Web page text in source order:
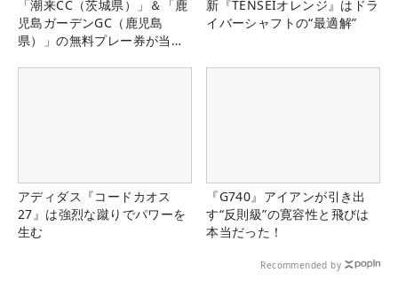
「潮来CC（茨城県）」＆「鹿
児島ガーデンGC（鹿児島
県）」の無料プレー券が当た
新『TENSEIオレンジ』はドラ
イバーシャフトの“最適解”
アディダス『コードカオス
27』は強烈な蹴りでパワーを
生む
『G740』アイアンが引き出
す“反則級”の寛容性と飛びは
本当だった！
Recommended by